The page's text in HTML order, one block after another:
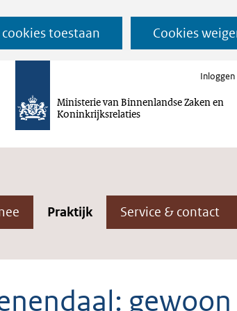
toestaan Cookies
Ga
naar
de
Ministerie van Binnenlandse Zaken en
Koninkrijksrelaties
Praktijk Service & contact
gewoon